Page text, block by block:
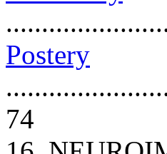
Postery
74